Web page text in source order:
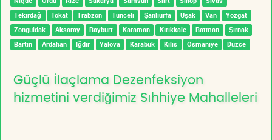
Tekirdağ
Tokat Trabzon Tunceli Şanlıurfa Uşak Van
Yozgat
Zonguldak
Aksaray Bayburt Karaman Kırıkkale Batman
Şırnak
Bartın
Ardahan Iğdır Yalova Karabük Kilis Osmaniye Düzce
Güçlü İlaçlama Dezenfeksiyon
hizmetini verdiğimiz Sıhhiye Mahalleleri